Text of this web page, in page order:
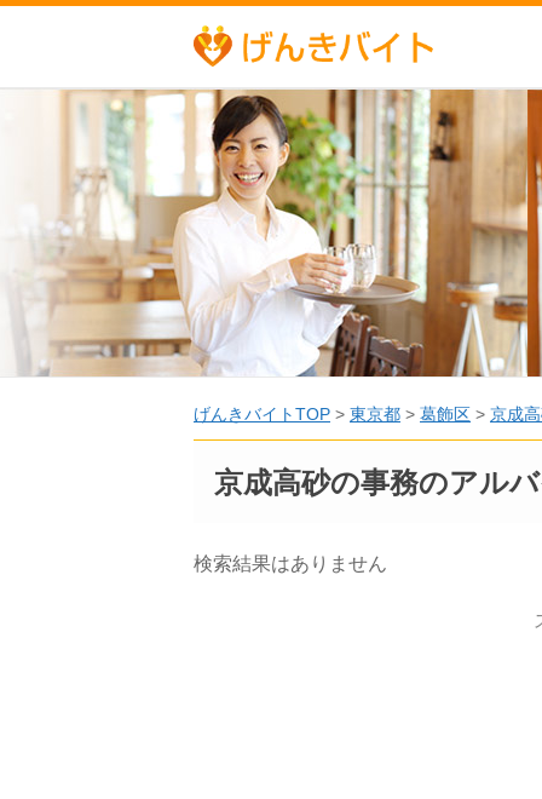
げんきバイトTOP > 東京都 > 葛飾区 > 京成
京成高砂の事務のアル
検索結果はありません